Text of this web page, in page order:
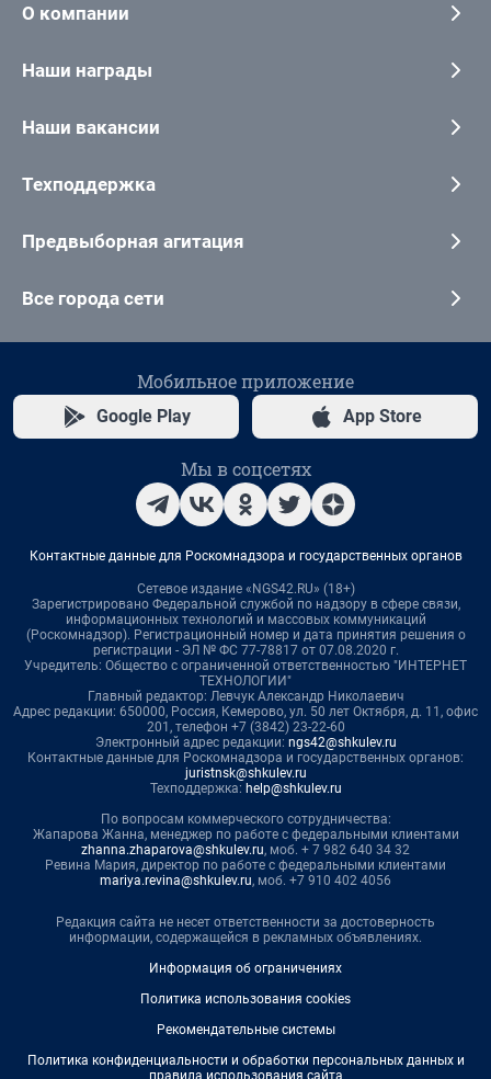
О компании
Наши награды
Наши вакансии
Техподдержка
Предвыборная агитация
Все города сети
Мобильное приложение
Google Play App Store
Мы в соцсетях
Контактные данные для Роскомнадзора и государственных органов
Сетевое издание «NGS42.RU» (18+)
Зарегистрировано Федеральной службой по надзору в сфере связи,
информационных технологий и массовых коммуникаций
(Роскомнадзор). Регистрационный номер и дата принятия решения о
регистрации - ЭЛ № ФС 77-78817 от 07.08.2020 г.
Учредитель: Общество с ограниченной ответственностью "ИНТЕРНЕТ
ТЕХНОЛОГИИ"
Главный редактор: Левчук Александр Николаевич
Адрес редакции: 650000, Россия, Кемерово, ул. 50 лет Октября, д. 11, офис
201, телефон +7 (3842) 23-22-60
Электронный адрес редакции: ngs42@shkulev.ru
Контактные данные для Роскомнадзора и государственных органов:
juristnsk@shkulev.ru
Техподдержка: help@shkulev.ru
По вопросам коммерческого сотрудничества:
Жапарова Жанна, менеджер по работе с федеральными клиентами
zhanna.zhaparova@shkulev.ru, моб. + 7 982 640 34 32
Ревина Мария, директор по работе с федеральными клиентами
mariya.revina@shkulev.ru, моб. +7 910 402 4056
Редакция сайта не несет ответственности за достоверность
информации, содержащейся в рекламных объявлениях.
Информация об ограничениях
Политика использования cookies
Рекомендательные системы
Политика конфиденциальности и обработки персональных данных и
правила использования сайта